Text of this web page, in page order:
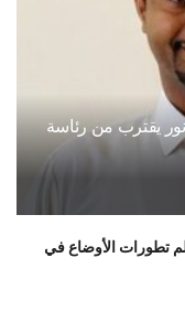
يقترب من رئاسة
تطورات الأوضاع في